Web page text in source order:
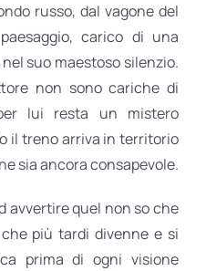
russo, dal vagone del
carico di una
suo maestoso silenzio.
non sono cariche di
lui resta un mistero
il treno arriva in territorio
sia ancora consapevole.
avvertire quel non so che
più tardi divenne e si
prima di ogni visione